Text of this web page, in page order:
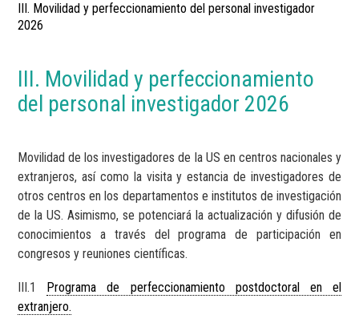
here:
III. Movilidad y perfeccionamiento del personal investigador
2026
III. Movilidad y perfeccionamiento
del personal investigador 2026
Movilidad de los investigadores de la US en centros nacionales y
extranjeros, así como la visita y estancia de investigadores de
otros centros en los departamentos e institutos de investigación
de la US. Asimismo, se potenciará la actualización y difusión de
conocimientos a través del programa de participación en
congresos y reuniones científicas.
III.1 Programa de perfeccionamiento postdoctoral en el
extranjero.